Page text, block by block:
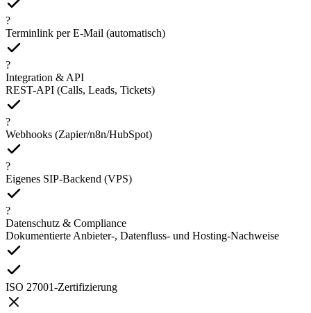
?
Terminlink per E-Mail (automatisch)
?
Integration & API
REST-API (Calls, Leads, Tickets)
?
Webhooks (Zapier/n8n/HubSpot)
?
Eigenes SIP-Backend (VPS)
?
Datenschutz & Compliance
Dokumentierte Anbieter-, Datenfluss- und Hosting-Nachweise
ISO 27001-Zertifizierung